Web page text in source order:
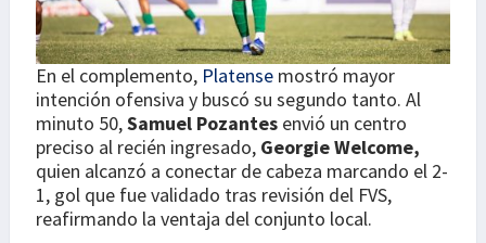
En el complemento, Platense mostró mayor
intención ofensiva y buscó su segundo tanto. Al
minuto 50,Samuel Pozantes envió un centro
preciso al recién ingresado, Georgie Welcome,
quien alcanzó a conectar de cabeza marcando el 2-
1, gol que fue validado tras revisión del FVS,
reafirmando la ventaja del conjunto local.